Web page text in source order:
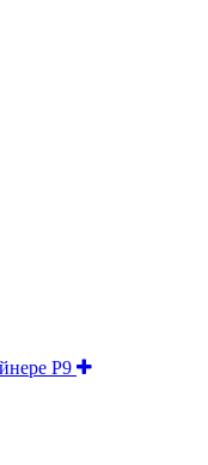
P9